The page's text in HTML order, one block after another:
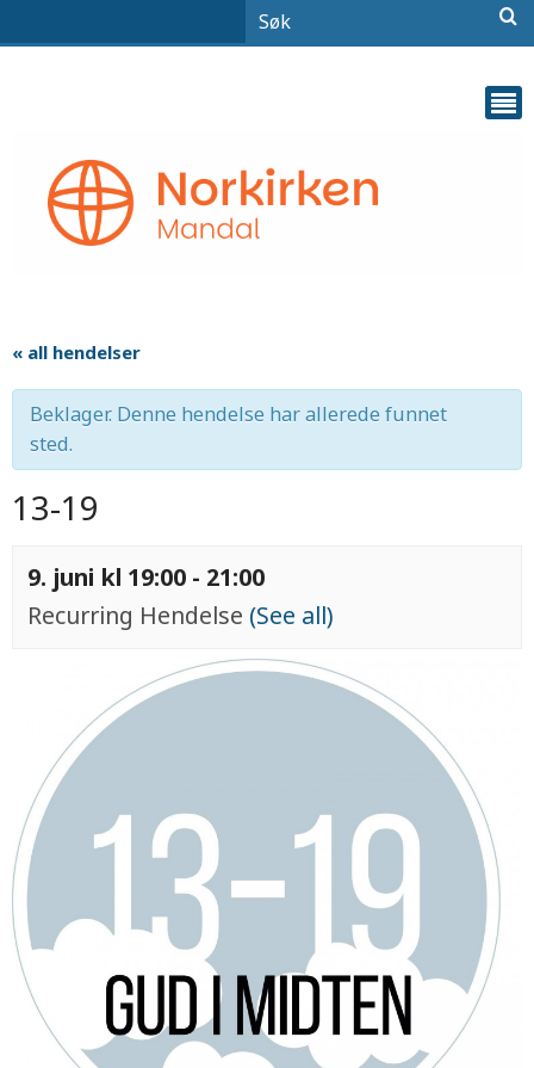
« all hendelser
Beklager. Denne hendelse har allerede funnet
sted.
13-19
9. juni kl 19:00 - 21:00
Recurring Hendelse (See all)